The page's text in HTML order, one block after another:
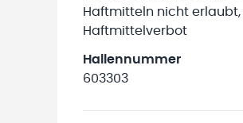
Haftmitteln nicht erlaubt,
Haftmittelverbot
Hallennummer
603303